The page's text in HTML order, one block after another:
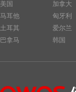
美国
马耳他
土耳其
巴拿马
加拿大
匈牙利
爱尔兰
韩国